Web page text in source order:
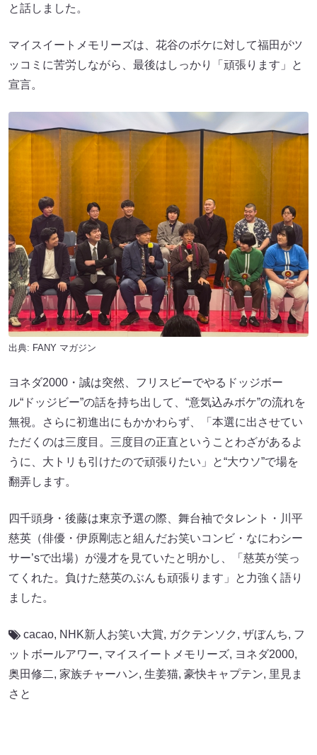
と話しました。
マイスイートメモリーズは、花谷のボケに対して福田がツ
ッコミに苦労しながら、最後はしっかり「頑張ります」と
宣言。
出典: FANY マガジン
ヨネダ2000・誠は突然、フリスビーでやるドッジボー
ル“ドッジビー”の話を持ち出して、“意気込みボケ”の流れを
無視。さらに初進出にもかかわらず、「本選に出させてい
ただくのは三度目。三度目の正直ということわざがあるよ
うに、大トリも引けたので頑張りたい」と“大ウソ”で場を
翻弄します。
四千頭身・後藤は東京予選の際、舞台袖でタレント・川平
慈英（俳優・伊原剛志と組んだお笑いコンビ・なにわシー
サー’sで出場）が漫才を見ていたと明かし、「慈英が笑っ
てくれた。負けた慈英のぶんも頑張ります」と力強く語り
ました。
cacao, NHK新人お笑い大賞, ガクテンソク , ザぼんち, フ
ットボールアワー, マイスイートメモリーズ, ヨネダ2000,
奥田修二, 家族チャーハン, 生姜猫, 豪快キャプテン, 里見ま
さと